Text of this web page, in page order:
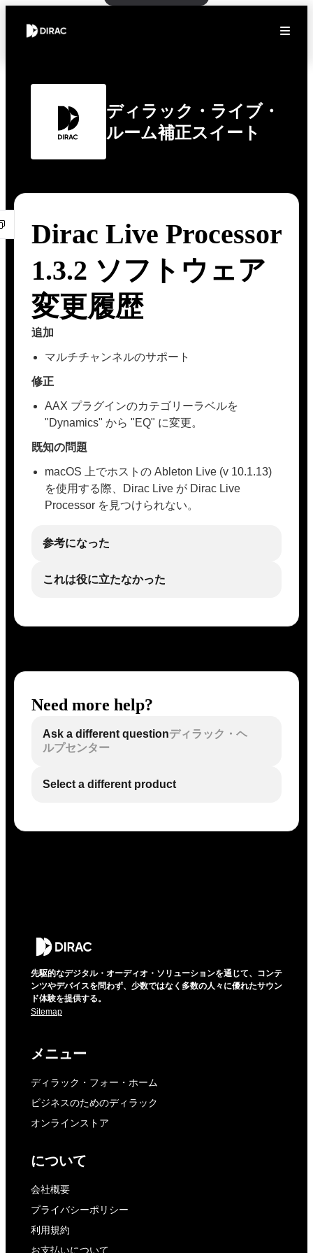
ディラック・ライブ・
ルーム補正スイート
Dirac Live Processor
1.3.2 ソフトウェア
変更履歴
追加
マルチチャンネルのサポート
修正
AAX プラグインのカテゴリーラベルを
"Dynamics" から "EQ" に変更。
既知の問題
macOS 上でホストの Ableton Live (v 10.1.13)
を使用する際、Dirac Live が Dirac Live
Processor を見つけられない。
参考になった
これは役に立たなかった
Need more help?
Ask a different questionディラック・ヘ
ルプセンター
Select a different product
先駆的なデジタル・オーディオ・ソリューションを通じて、コンテ
ンツやデバイスを問わず、少数ではなく多数の人々に優れたサウン
ド体験を提供する。
Sitemap
メニュー
ディラック・フォー・ホーム
ビジネスのためのディラック
オンラインストア
について
会社概要
プライバシーポリシー
利用規約
お支払いについて